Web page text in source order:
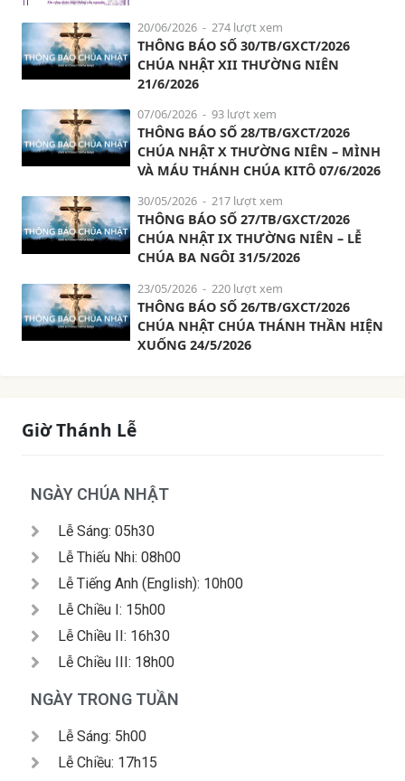
20/06/2026 - 274 lượt xem
THÔNG BÁO SỐ 30/TB/GXCT/2026
CHÚA NHẬT XII THƯỜNG NIÊN
21/6/2026
07/06/2026 - 93 lượt xem
THÔNG BÁO SỐ 28/TB/GXCT/2026
CHÚA NHẬT X THƯỜNG NIÊN – MÌNH
VÀ MÁU THÁNH CHÚA KITÔ 07/6/2026
30/05/2026 - 217 lượt xem
THÔNG BÁO SỐ 27/TB/GXCT/2026
CHÚA NHẬT IX THƯỜNG NIÊN – LỄ
CHÚA BA NGÔI 31/5/2026
23/05/2026 - 220 lượt xem
THÔNG BÁO SỐ 26/TB/GXCT/2026
CHÚA NHẬT CHÚA THÁNH THẦN HIỆN
XUỐNG 24/5/2026
Giờ Thánh Lễ
NGÀY CHÚA NHẬT
Lễ Sáng: 05h30
Lễ Thiếu Nhi: 08h00
Lễ Tiếng Anh (English): 10h00
Lễ Chiều I: 15h00
Lễ Chiều II: 16h30
Lễ Chiều III: 18h00
NGÀY TRONG TUẦN
Lễ Sáng: 5h00
Lễ Chiều: 17h15